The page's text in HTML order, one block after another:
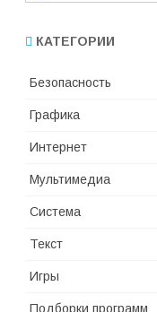
КАТЕГОРИИ
Безопасность
Графика
Интернет
Мультимедиа
Система
Текст
Игры
Подборки программ